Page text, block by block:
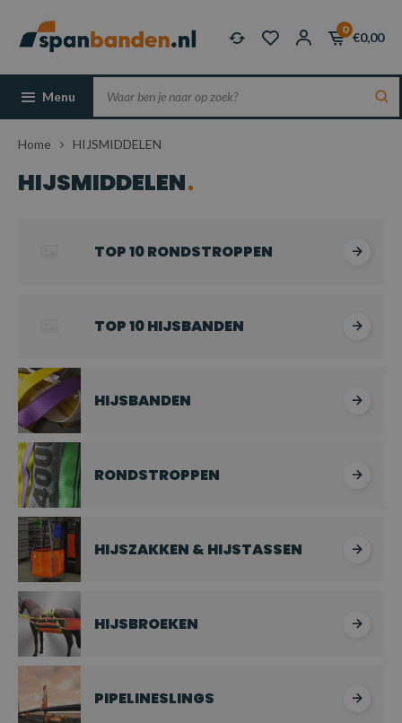
0
€0,00
Menu
Home HIJSMIDDELEN
HIJSMIDDELEN
TOP 10 RONDSTROPPEN
TOP 10 HIJSBANDEN
HIJSBANDEN
RONDSTROPPEN
HIJSZAKKEN & HIJSTASSEN
HIJSBROEKEN
PIPELINESLINGS